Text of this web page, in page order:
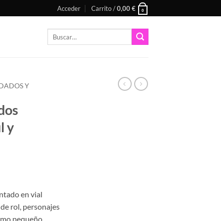
Acceder Carrito /0,00€ 0
Y
y
en vial
rol, personajes
pequeño